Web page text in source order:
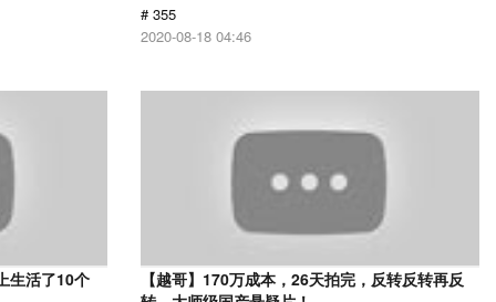
# 355
2020-08-18 04:46
生活了10个
【越哥】170万成本，26天拍完，反转反转再反